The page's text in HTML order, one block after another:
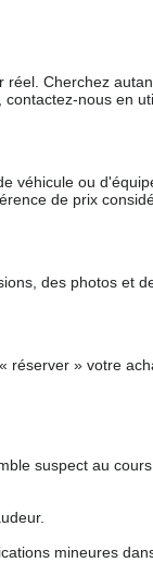
réel. Cherchez
nous en
véhicule ou
de prix
des photos et
réserver » votre
suspect au
mineures